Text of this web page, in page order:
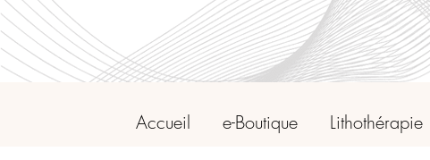
Accueil e-Boutique Lithothérapie